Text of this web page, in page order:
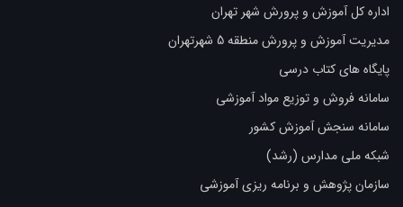
پرورش شهر تهران
منطقه 5 شهرتهران
مواد آموزشی
کشور
(رشد)
ریزی آموزشی